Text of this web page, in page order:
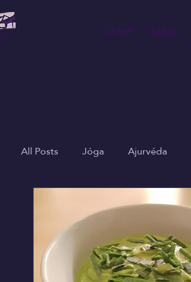
O mě Lekce
All Posts Jóga Ajurvéda